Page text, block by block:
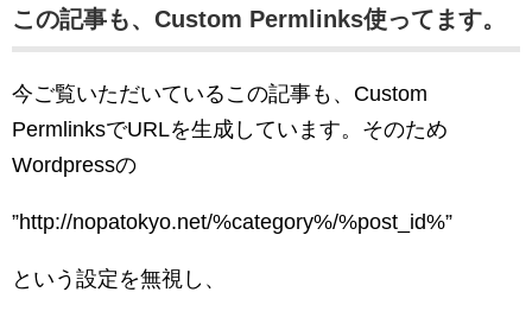
この記事も、Custom Permlinks使ってます。
今ご覧いただいているこの記事も、Custom
PermlinksでURLを生成しています。そのため
Wordpressの
”http://nopatokyo.net/%category%/%post_id%”
という設定を無視し、